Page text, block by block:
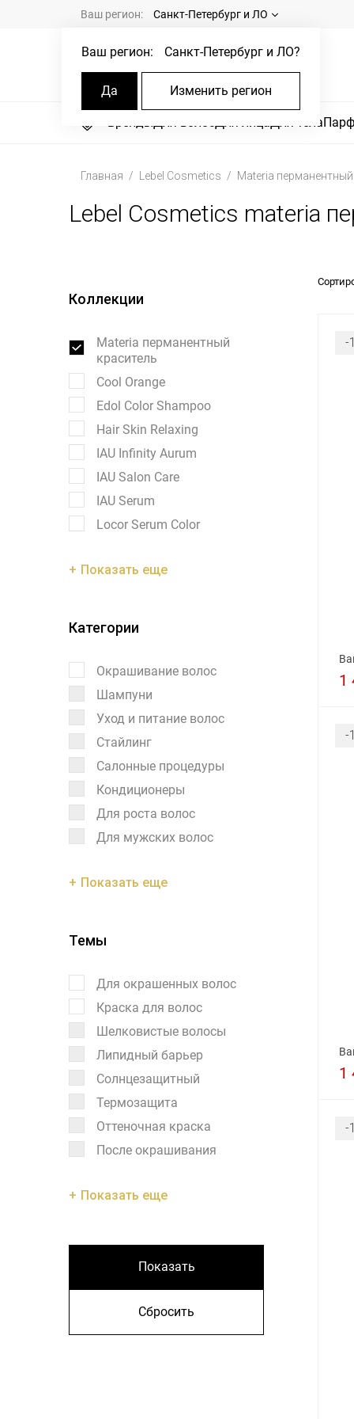
Ваш регион: Санкт-Петербург и ЛО
Ваш регион: Санкт-Петербург и ЛО?
Да Изменить регион
БрендыДля волосДля лицаДля тела
Главная Lebel Cosmetics Materia
Lebel Cosmetics materia
Коллекции
Materia перманентный
краситель
Cool Orange
Edol Color Shampoo
Hair Skin Relaxing
IAU Infinity Aurum
IAU Salon Care
IAU Serum
Locor Serum Color
Показать еще
Категории
Окрашивание волос
Шампуни
Уход и питание волос
Стайлинг
Салонные процедуры
Кондиционеры
Для роста волос
Для мужских волос
Показать еще
Темы
Для окрашенных волос
Краска для волос
Шелковистые волосы
Липидный барьер
Солнцезащитный
Термозащита
Оттеночная краска
После окрашивания
Показать еще
Показать
Сбросить
-
1
-
1
-